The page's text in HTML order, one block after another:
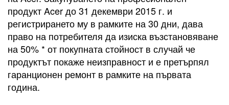
продукт Acer до 31 декември 2015 г. и
регистрирането му в рамките на 30 дни, дава
право на потребителя да изиска възстановяване
на 50% * от покупната стойност в случай че
продуктът покаже неизправност и е претърпял
гаранционен ремонт в рамките на първата
година.